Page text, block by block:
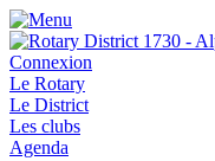
Connexion
Le Rotary
Le District
Les clubs
Agenda